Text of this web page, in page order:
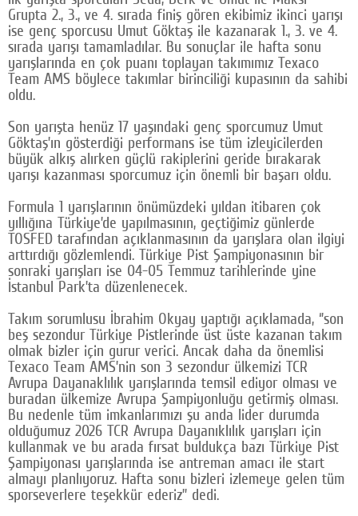
Grupta 2., 3., ve 4. sırada finiş gören ekibimiz ikinci yarışı
ise genç sporcusu Umut Göktaş ile kazanarak 1., 3. ve 4.
sırada yarışı tamamladılar. Bu sonuçlar ile hafta sonu
yarışlarında en çok puanı toplayan takımımız Texaco
Team AMS böylece takımlar birinciliği kupasının da sahibi
oldu.
Son yarışta henüz 17 yaşındaki genç sporcumuz Umut
Göktaş’ın gösterdiği performans ise tüm izleyicilerden
büyük alkış alırken güçlü rakiplerini geride bırakarak
yarışı kazanması sporcumuz için önemli bir başarı oldu.
Formula 1 yarışlarının önümüzdeki yıldan itibaren çok
yıllığına Türkiye’de yapılmasının, geçtiğimiz günlerde
TOSFED tarafından açıklanmasının da yarışlara olan ilgiyi
arttırdığı gözlemlendi. Türkiye Pist Şampiyonasının bir
sonraki yarışları ise 04-05 Temmuz tarihlerinde yine
İstanbul Park’ta düzenlenecek.
Takım sorumlusu İbrahim Okyay yaptığı açıklamada, ‘’son
beş sezondur Türkiye Pistlerinde üst üste kazanan takım
olmak bizler için gurur verici. Ancak daha da önemlisi
Texaco Team AMS’nin son 3 sezondur ülkemizi TCR
Avrupa Dayanaklılık yarışlarında temsil ediyor olması ve
buradan ülkemize Avrupa Şampiyonluğu getirmiş olması.
Bu nedenle tüm imkanlarımızı şu anda lider durumda
olduğumuz 2026 TCR Avrupa Dayanıklılık yarışları için
kullanmak ve bu arada fırsat buldukça bazı Türkiye Pist
Şampiyonası yarışlarında ise antreman amacı ile start
almayı planlıyoruz. Hafta sonu bizleri izlemeye gelen tüm
sporseverlere teşekkür ederiz’’ dedi.